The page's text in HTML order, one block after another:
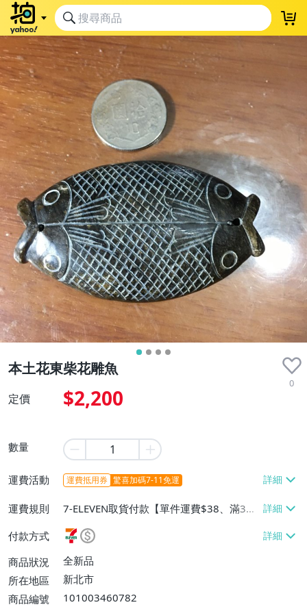
本土花東柴花雕魚
0
定價 $2,200
數量
運費活動 運費抵用券 驚喜加碼7-11免運
運費規則
7-ELEVEN取貨付款【單件運費$38、滿3件
或消費滿$3000免運費】、宅配/貨運【單
件運費$100、滿3件或消費滿$3000免運
費】
付款方式
商品狀況
全新品
所在地區
新北市
商品編號
101003460782